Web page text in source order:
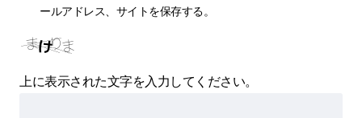
ールアドレス、サイトを保存する。
上に表示された文字を入力してください。